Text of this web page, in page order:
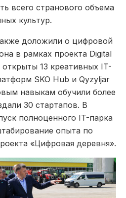
всего странового объема
культур.
доложили о цифровой
в рамках проекта Digital
13 креативных IT-
SKO Hub и Qyzyljar
навыкам обучили более
30 стартапов. В
полноценного IT-парка
опыта по
«Цифровая деревня».